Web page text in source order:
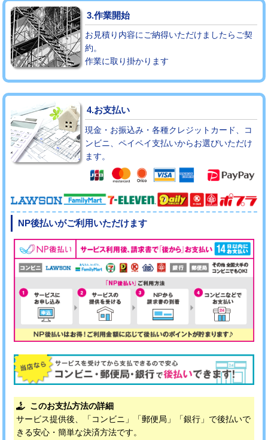
3.作業開始
お見積り内容にご納得いただけましたらご契
約。
作業に取り掛かります
4.お支払い
現金・お振込み・各種クレジットカード、コ
ンビニ、ペイペイ支払いからお選びいただけ
ます。
NP後払いがご利用いただけます
このお支払方法の詳細
サービス提供後、「コンビニ」「郵便局」「銀行」で後払いで
きる安心・簡単な決済方法です。